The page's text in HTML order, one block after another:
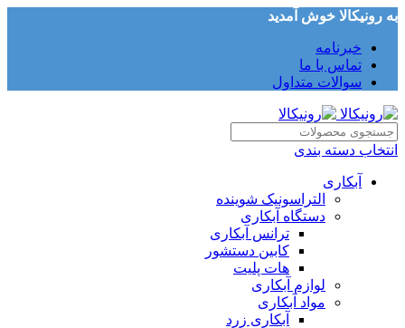
به رونیکالا خوش آمدید
خبرنامه
تماس با ما
سوالات متداول
انتخاب دسته بندی
آبکاری
التراسونیک شوینده
دستگاه آبکاری
ترانس آبکاری
کابین دستشور
هات پلیت
لوازم آبکاری
مواد آبکاری
آبکاری زرد